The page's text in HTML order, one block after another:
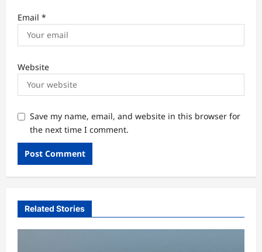
Email *
Website
Save my name, email, and website in this browser for
the next time I comment.
Related Stories